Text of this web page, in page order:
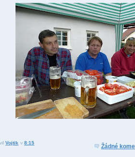
Vojtik v 8:15
Žádné